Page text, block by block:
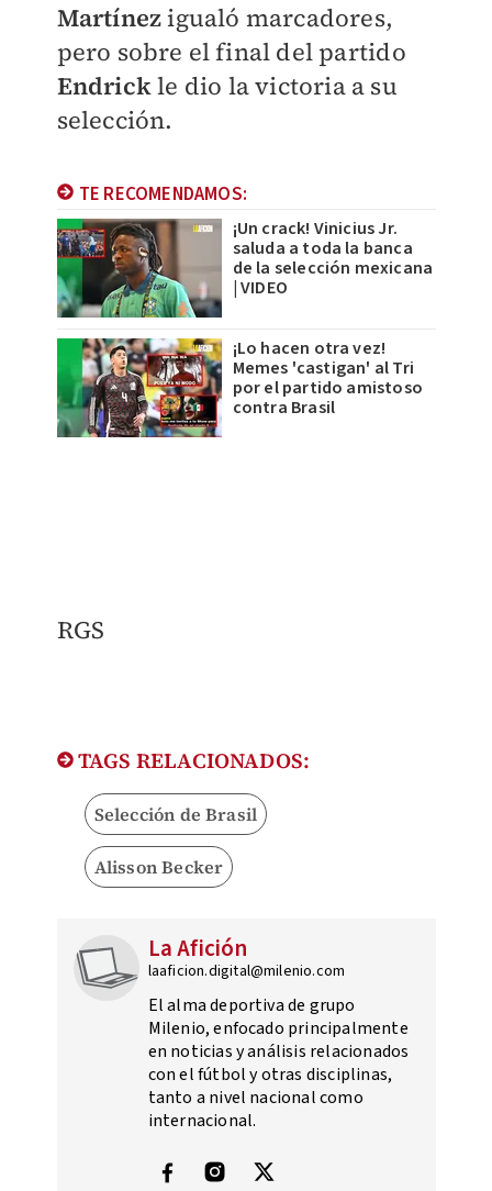
Martínezigualó marcadores,
pero sobre el final del partido
Endrickle dio la victoria a su
selección.
TE RECOMENDAMOS:
¡Un crack! Vinicius Jr.
saluda a toda la banca
de la selección mexicana
| VIDEO
¡Lo hacen otra vez!
Memes 'castigan' al Tri
por el partido amistoso
contra Brasil
RGS
TAGS RELACIONADOS:
Selección de Brasil
Alisson Becker
La Afición
laaficion.digital@milenio.com
El alma deportiva de grupo
Milenio, enfocado principalmente
en noticias y análisis relacionados
con el fútbol y otras disciplinas,
tanto a nivel nacional como
internacional.